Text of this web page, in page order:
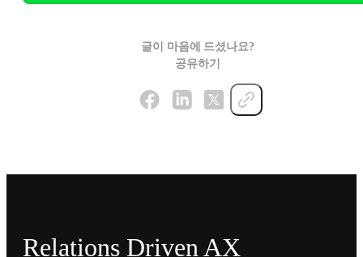
글이 마음에 드셨나요?
공유하기
Relations Driven AX